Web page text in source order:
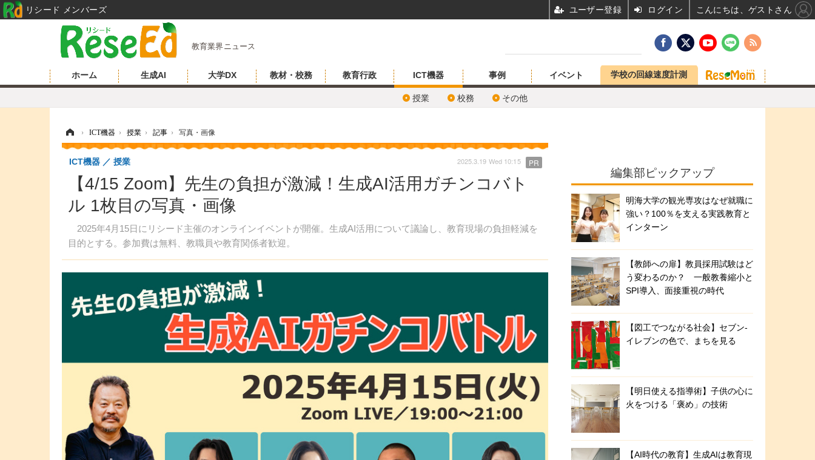
教育業界ニュース
ホーム 生成AI 大学DX 教材・校務 教育行政 ICT機器
授業 校務 その他
事例 イベント 学校の回線速度計測
› ICT機器 › 授業 › 記事 › 写真・画像
【4/15 Zoom】先生の負担が激減！生成AI活用ガチンコバト
ル 1枚目の写真・画像
2025年4月15日にリシード主催のオンラインイベントが開催。生成AI活用について議論し、教育現場の負担軽減を
目的とする。参加費は無料、教職員や教育関係者歓迎。
ICT機器 授業 2025.3.19 Wed 10:15 PR
編集部ピックアップ
明海大学の観光専攻はなぜ就職に
強い？100％を支える実践教育と
インターン
【教師への扉】教員採用試験はど
う変わるのか？ 一般教養縮小と
SPI導入、面接重視の時代
【図工でつながる社会】セブン‐
イレブンの色で、まちを見る
【明日使える指導術】子供の心に
火をつける「褒め」の技術
【AI時代の教育】生成AIは教育現
リシード メンバーズ ユーザー登録 ログイン こんにちは、ゲストさん